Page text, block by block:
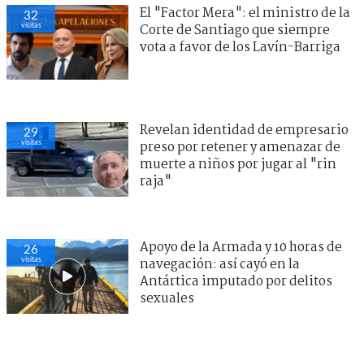
32
visitas
El "Factor Mera": el ministro de la
Corte de Santiago que siempre
vota a favor de los Lavín-Barriga
29
visitas
Revelan identidad de empresario
preso por retener y amenazar de
muerte a niños por jugar al "rin
raja"
26
visitas
Apoyo de la Armada y 10 horas de
navegación: así cayó en la
Antártica imputado por delitos
sexuales